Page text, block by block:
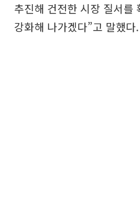
추진해 건전한 시장 질서를
강화해 나가겠다”고 말했다.